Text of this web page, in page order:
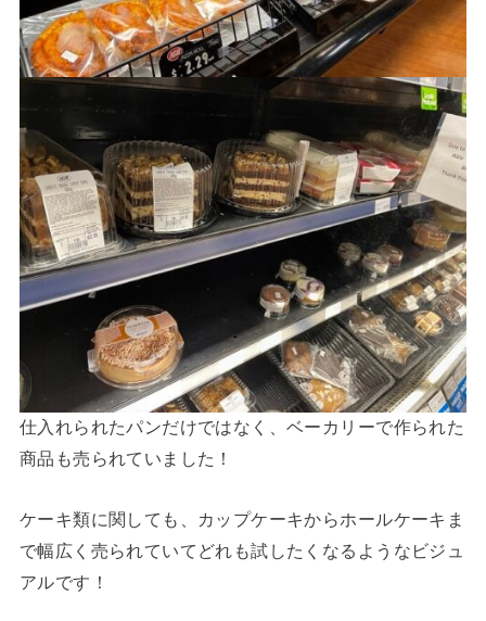
仕入れられたパンだけではなく、ベーカリーで作られた
商品も売られていました！
ケーキ類に関しても、カップケーキからホールケーキま
で幅広く売られていてどれも試したくなるようなビジュ
アルです！